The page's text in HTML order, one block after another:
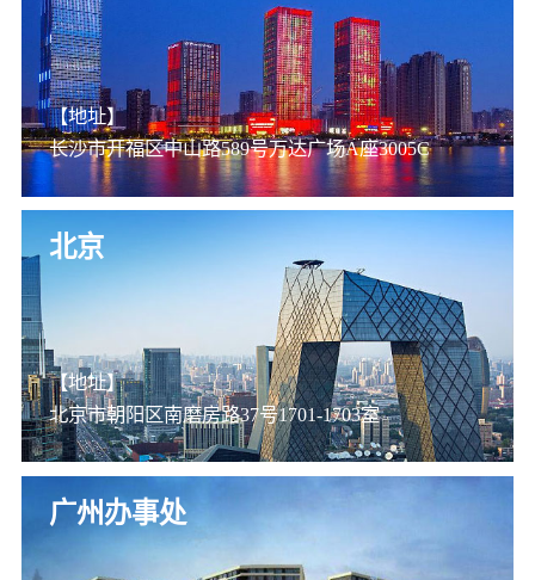
【地址】
长沙市开福区中山路589号万达广场A座3005C
北京
【地址】
北京市朝阳区南磨房路37号1701-1703室
广州办事处